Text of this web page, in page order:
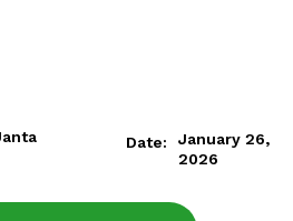
Date:
January 26,
2026